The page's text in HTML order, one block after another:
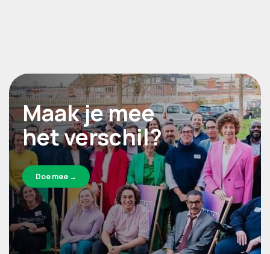
Maak je mee
het verschil?
Doe mee →